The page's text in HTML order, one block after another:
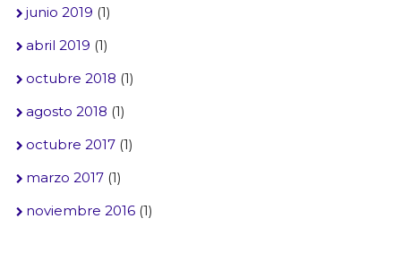
junio 2019 (1)
abril 2019 (1)
octubre 2018 (1)
agosto 2018 (1)
octubre 2017(1)
marzo 2017(1)
noviembre 2016(1)